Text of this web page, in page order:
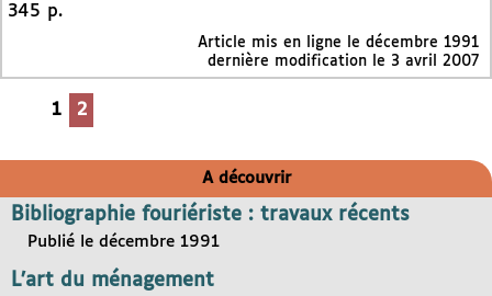
345 p.
Article mis en ligne le décembre 1991
dernière modification le 3 avril 2007
1 2
A découvrir
Bibliographie fouriériste : travaux récents
Publié le décembre 1991
L’art du ménagement